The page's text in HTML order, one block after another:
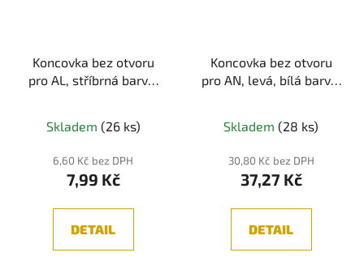
Koncovka bez otvoru
pro AL, stříbrná barva,
Skladem (26 ks)
6,60 Kč bez DPH
7,99 Kč
DETAIL
Koncovka bez otvoru
pro AN, levá, bílá barva,
Skladem (28 ks)
30,80 Kč bez DPH
37,27 Kč
DETAIL